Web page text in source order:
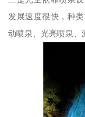
发展速度很快，种
动喷泉、光亮喷泉、